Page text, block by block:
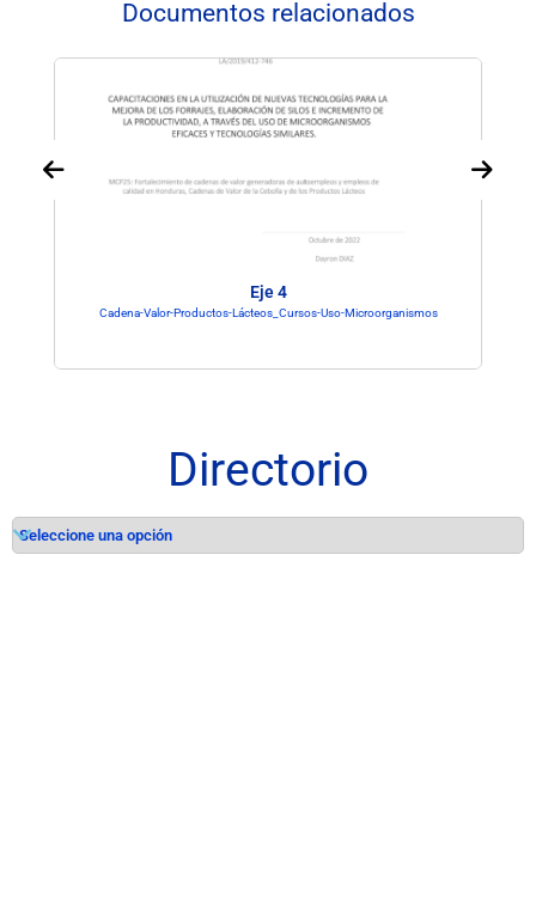
Documentos relacionados
Eje 4
Cadena-Valor-Productos-Lácteos_Cursos-Uso-Microorganismos
Directorio